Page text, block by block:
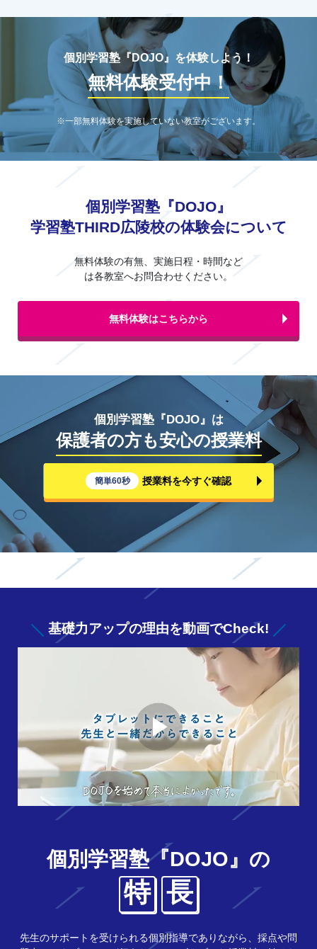
個別学習塾『DOJO』を体験しよう！
無料体験受付中！
※一部無料体験を実施していない教室がございます。
個別学習塾『DOJO』
学習塾THIRD広陵校の体験会について
無料体験の有無、実施日程・時間など
は各教室へお問合わせください。
無料体験はこちらから
個別学習塾『DOJO』は
保護者の方も安心の授業料
簡単60秒 授業料を今すぐ確認
基礎力アップの理由を動画でCheck!
個別学習塾『DOJO』の
特 長
先生のサポートを受けられる個別指導でありながら、採点や問